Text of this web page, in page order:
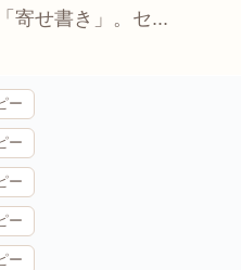
寄せ書き」。セ...
ー
ー
ー
ー
ー